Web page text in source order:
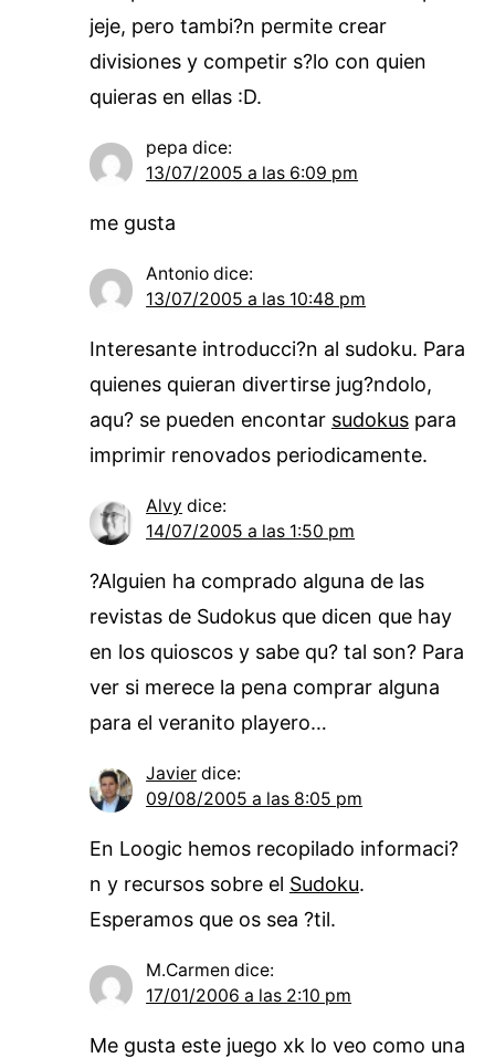
jeje, pero tambi?n permite crear
divisiones y competir s?lo con quien
quieras en ellas :D.
pepa dice:
13/07/2005 a las 6:09 pm
me gusta
Antonio dice:
13/07/2005 a las 10:48 pm
Interesante introducci?n al sudoku. Para
quienes quieran divertirse jug?ndolo,
aqu? se pueden encontar sudokuspara
imprimir renovados periodicamente.
Alvy dice:
14/07/2005 a las 1:50 pm
?Alguien ha comprado alguna de las
revistas de Sudokus que dicen que hay
en los quioscos y sabe qu? tal son? Para
ver si merece la pena comprar alguna
para el veranito playero…
Javier dice:
09/08/2005 a las 8:05 pm
En Loogic hemos recopilado informaci?
n y recursos sobre el Sudoku.
Esperamos que os sea ?til.
M.Carmen dice:
17/01/2006 a las 2:10 pm
Me gusta este juego xk lo veo como una